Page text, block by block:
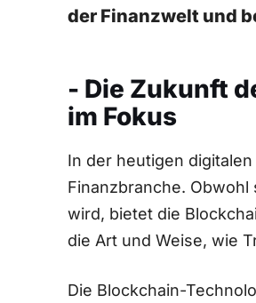
der Finanzwelt und
- Die Zukunft
im Fokus
In der heutigen⁢
⁤Finanzbranche.
wird, bietet‌ die
die Art und Weise, wie
Die Blockchain-